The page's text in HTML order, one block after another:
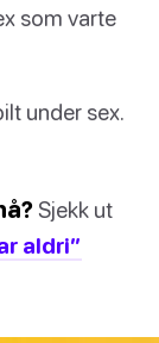
som varte
under sex.
Sjekk ut
aldri”